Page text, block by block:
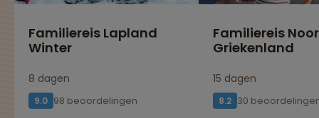
Familiereis Lapland
Winter
8 dagen
9.0 98 beoordelingen
Familiereis
Griekenland
15 dagen
8.2 30